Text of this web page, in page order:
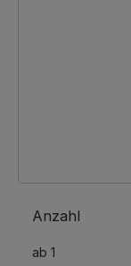
Anzahl
ab 1